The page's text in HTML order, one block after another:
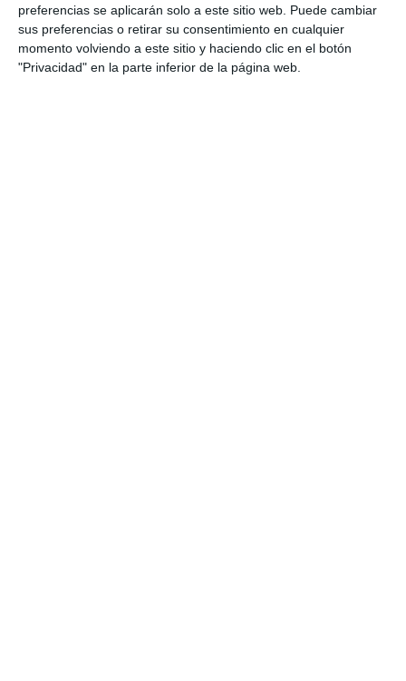
preferencias se aplicarán solo a este sitio web. Puede cambiar
sus preferencias o retirar su consentimiento en cualquier
momento volviendo a este sitio y haciendo clic en el botón
"Privacidad" en la parte inferior de la página web.